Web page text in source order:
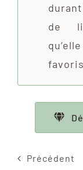
de
Précédent